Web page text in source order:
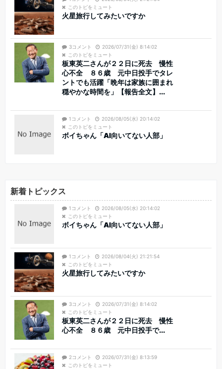
このトピをミュート
火星旅行してみたいですか
3コメント
2026/07/31(金) 8:14:02
このトピをミュート
板東英二さんが２２日に死去 慢性
心不全 ８６歳 元中日投手でタレ
ントでも活躍「晩年は家族に囲まれ
穏やかな時間を」【報告全文】...
1コメント
2026/08/05(水) 20:14:02
このトピをミュート
ボイちゃん「AI向いてない人部」
新着トピックス
1コメント
2026/08/05(水) 20:14:02
このトピをミュート
ボイちゃん「AI向いてない人部」
1コメント
2026/08/04(火) 21:21:54
このトピをミュート
火星旅行してみたいですか
3コメント
2026/07/31(金) 8:14:02
このトピをミュート
板東英二さんが２２日に死去 慢性
心不全 ８６歳 元中日投手で...
2コメント
2026/07/31(金) 8:13:59
このトピをミュート